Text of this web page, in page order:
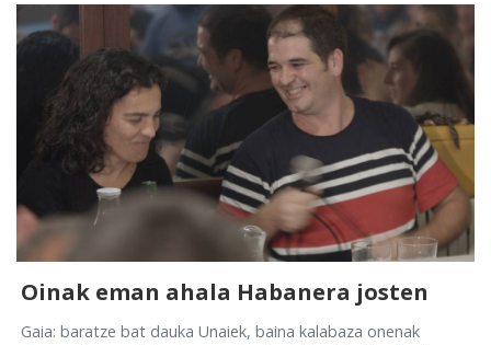
Oinak eman ahala Habanera josten
Gaia: baratze bat dauka Unaiek, baina kalabaza onenak